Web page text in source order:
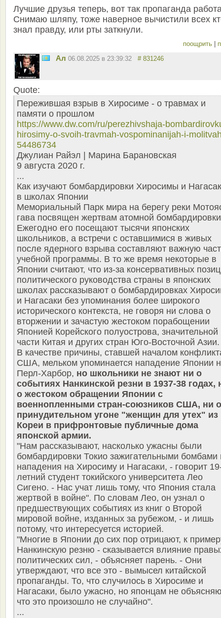
Лучшие друзья теперь, вот так пропаганда
Снимаю шляпу, тоже наверное вычистили всех
знал правду, или рты заткнули.
поощрить
Ал 06.08.2025 в 23:39:32 # 831246
Quote:
Пережившая взрыв в Хиросиме - о травмах и
памяти о прошлом
https://www.dw.com/ru/perezhivshaja-
hirosimy-o-svoih-travmah-vospominanijah-i-
54486734
Джулиан Райэл | Марина Барановская
9 августа 2020 г.
...
Как изучают бомбардировки Хиросимы и
в школах Японии
Мемориальный Парк мира на берегу реки
гава посвящен жертвам атомной
Ежегодно его посещают тысячи японских
школьников, а встречи с оставшимися в живых
после ядерного взрыва составляют важную
учебной программы. В то же время некоторые в
Японии считают, что из-за консервативных
политического руководства страны в японских
школах рассказывают о бомбардировках
и Нагасаки без упоминания более широкого
исторического контекста, не говоря ни слова о
вторжении и зачастую жестоком порабощении
Японией Корейского полуострова, значительной
части Китая и других стран Юго-Восточной Азии.
В качестве причины, ставшей началом
США, мельком упоминается нападение Японии
Перл-Харбор, но школьники не знают ни о
событиях Нанкинской резни в 1937-38 годах,
о жестоком обращении Японии с
военнопленными стран-союзников США, ни о
принудительном угоне "женщин для утех" из
Кореи в прифронтовые публичные дома
японской армии.
"Нам рассказывают, насколько ужасны были
бомбардировки Токио зажигательными бомбами
нападения на Хиросиму и Нагасаки, - говорит
летний студент токийского университета Лео
Сигено. - Нас учат лишь тому, что Япония стала
жертвой в войне". По словам Лео, он узнал о
предшествующих событиях из книг о Второй
мировой войне, изданных за рубежом, - и лишь
потому, что интересуется историей.
"Многие в Японии до сих пор отрицают, к
Нанкинскую резню - сказывается влияние
политических сил, - объясняет парень. - Они
утверждают, что все это - вымысел китайской
пропаганды. То, что случилось в Хиросиме и
Нагасаки, было ужасно, но японцам не
что это произошло не случайно".
...